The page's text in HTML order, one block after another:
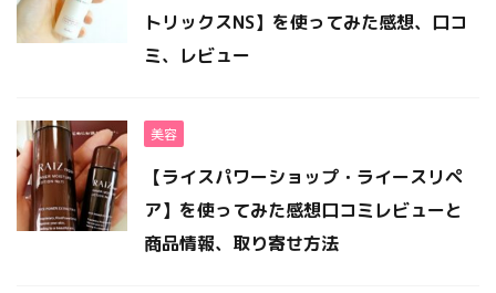
トリックスNS】を使ってみた感想、口コ
ミ、レビュー
美容
【ライスパワーショップ・ライースリペ
ア】を使ってみた感想口コミレビューと
商品情報、取り寄せ方法